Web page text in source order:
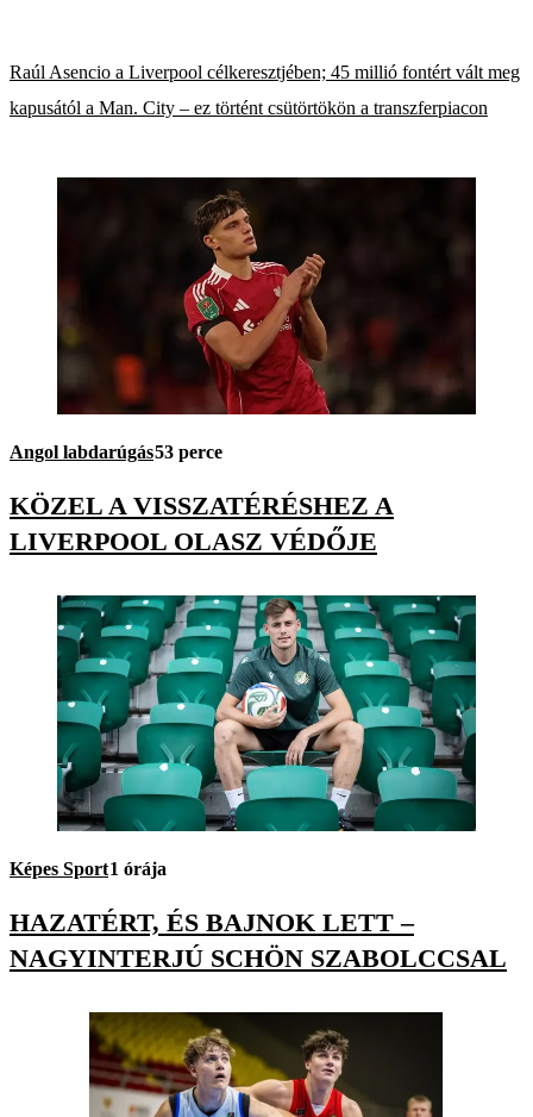
Raúl Asencio a Liverpool célkeresztjében; 45 millió fontért vált meg
kapusától a Man. City – ez történt csütörtökön a transzferpiacon
Angol labdarúgás53 perce
KÖZEL A VISSZATÉRÉSHEZ A
LIVERPOOL OLASZ VÉDŐJE
Képes Sport1 órája
HAZATÉRT, ÉS BAJNOK LETT –
NAGYINTERJÚ SCHÖN SZABOLCCSAL